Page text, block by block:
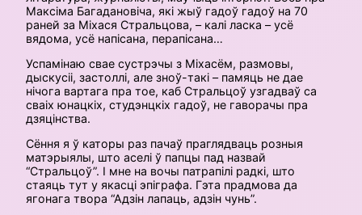
Максіма Багадановіча, які жыў гадоў гадоў на 70
раней за Міхася Стральцова, – калі ласка – усё
вядома, усё напісана, перапісана…
Успамінаю свае сустрэчы з Міхасём, размовы,
дыскусіі, застоллі, але зноў-такі – памяць не дае
нічога вартага пра тое, каб Стральцоў узгадваў са
сваіх юнацкіх, студэнцкіх гадоў, не гаворачы пра
дзяцінства.
Сёння я ў каторы раз пачаў праглядваць розныя
матэрыялы, што аселі ў папцы пад назвай
“Стральцоў”. І мне на вочы патрапілі радкі, што
стаяць тут у якасці эпіграфа. Гэта прадмова да
ягонага твора “Адзін лапаць, адзін чунь”.